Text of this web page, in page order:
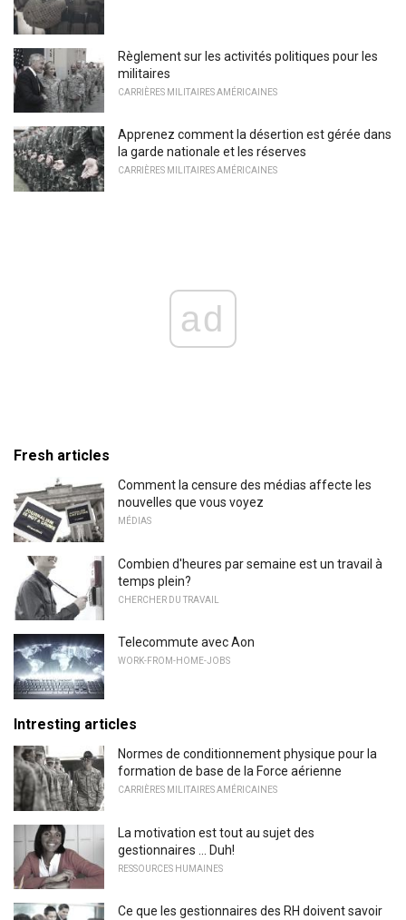
Règlement sur les activités politiques pour les
militaires
CARRIÈRES MILITAIRES AMÉRICAINES
Apprenez comment la désertion est gérée dans
la garde nationale et les réserves
CARRIÈRES MILITAIRES AMÉRICAINES
ad
Fresh articles
Comment la censure des médias affecte les
nouvelles que vous voyez
MÉDIAS
Combien d'heures par semaine est un travail à
temps plein?
CHERCHER DU TRAVAIL
Telecommute avec Aon
WORK-FROM-HOME-JOBS
Intresting articles
Normes de conditionnement physique pour la
formation de base de la Force aérienne
CARRIÈRES MILITAIRES AMÉRICAINES
La motivation est tout au sujet des
gestionnaires ... Duh!
RESSOURCES HUMAINES
Ce que les gestionnaires des RH doivent savoir